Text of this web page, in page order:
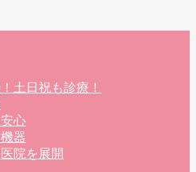
土日祝も診療！
心
器
院を展開